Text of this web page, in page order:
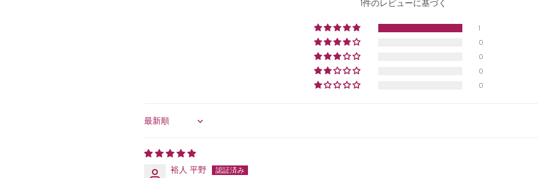
1件のレビューに基づく
1
0
0
0
0
Sort by
裕人 平野